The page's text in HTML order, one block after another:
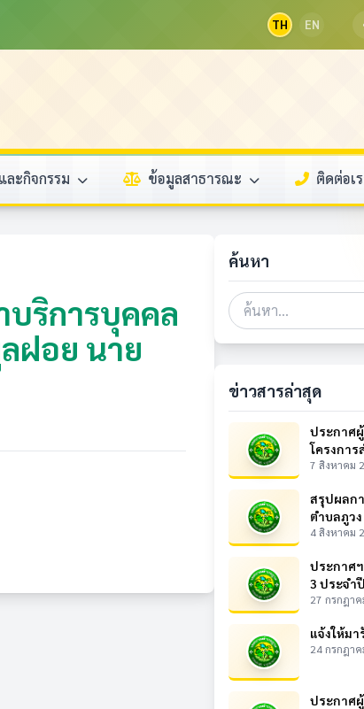
TH EN
ละกิจกรรม ข้อมูลสาธารณะ ติดต่อเ
บริการบุคคล
ฝอย นาย
ค้นหา
ข่าวสารล่าสุด
ประกาศ
โครงการ
7 สิงหาคม
สรุปผลก
ตำบลภูวง
4 สิงหาคม
ประกาศ
3 ประจำ
27 กรกฎา
แจ้งให้ม
24 กรกฎา
ประกาศ